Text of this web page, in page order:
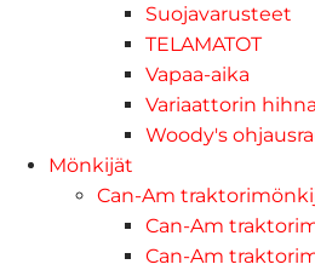
Suojavarusteet
TELAMATOT
Vapaa-aika
Variaattorin
Woody's
Mönkijät
Can-Am
Can-Am
Can-Am